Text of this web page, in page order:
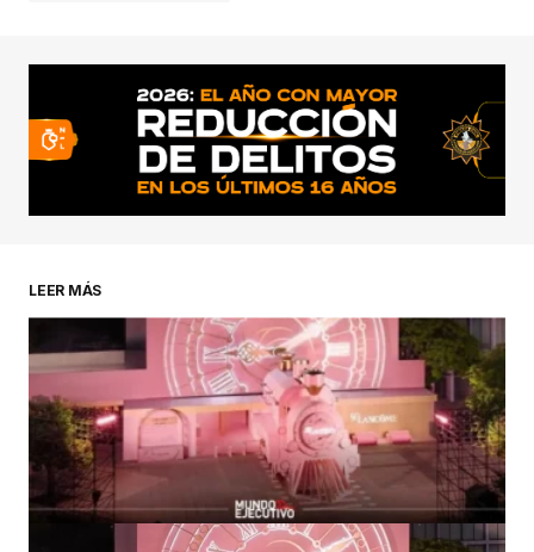
conectado
LEER MÁS